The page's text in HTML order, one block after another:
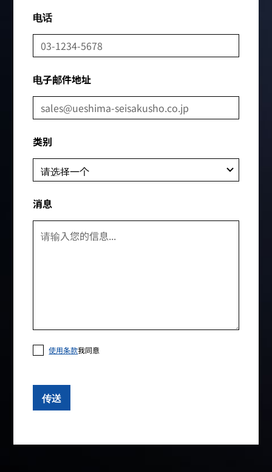
电话
电子邮件地址
类别
消息
使用条款我同意